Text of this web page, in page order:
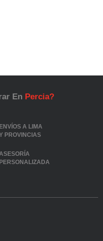
En Percia?
ENVÍOS A LIMA
PROVINCIAS
PERSONALIZADA